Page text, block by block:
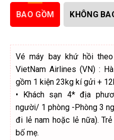
BAO GỒM KHÔNG
Vé máy bay khứ hồi
VietNam Airlines (VN) :
gồm 1 kiện 23kg kí gửi +
• Khách sạn 4* địa
người/ 1 phòng -Phòng 3
đi lẻ nam hoặc lẻ nữa).
bố mẹ.